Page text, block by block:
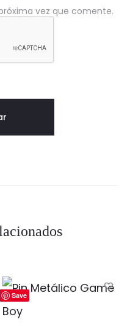
vez que comente.
Save